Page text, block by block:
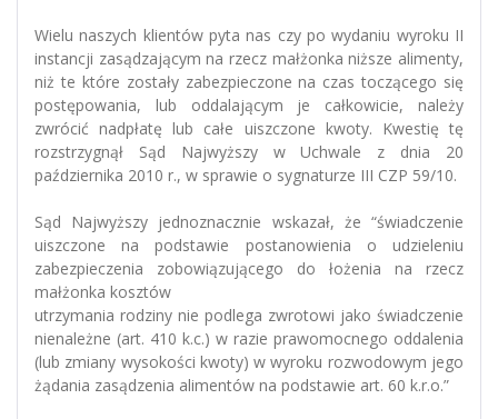
Wielu naszych klientów pyta nas czy po wydaniu wyroku II
instancji zasądzającym na rzecz małżonka niższe alimenty,
niż te które zostały zabezpieczone na czas toczącego się
postępowania, lub oddalającym je całkowicie, należy
zwrócić nadpłatę lub całe uiszczone kwoty. Kwestię tę
rozstrzygnął Sąd Najwyższy w Uchwale z dnia 20
października 2010 r., w sprawie o sygnaturze III CZP 59/10.
Sąd Najwyższy jednoznacznie wskazał, że “świadczenie
uiszczone na podstawie postanowienia o udzieleniu
zabezpieczenia zobowiązującego do łożenia na rzecz
małżonka kosztów
utrzymania rodziny nie podlega zwrotowi jako świadczenie
nienależne (art. 410 k.c.) w razie prawomocnego oddalenia
(lub zmiany wysokości kwoty) w wyroku rozwodowym jego
żądania zasądzenia alimentów na podstawie art. 60 k.r.o.”